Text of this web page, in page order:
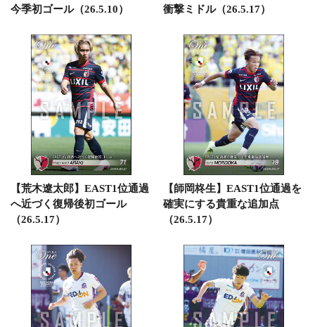
今季初ゴール（26.5.10）
衝撃ミドル（26.5.17）
【荒木遼太郎】EAST1位通過
へ近づく復帰後初ゴール
（26.5.17）
【師岡柊生】EAST1位通過を
確実にする貴重な追加点
（26.5.17）